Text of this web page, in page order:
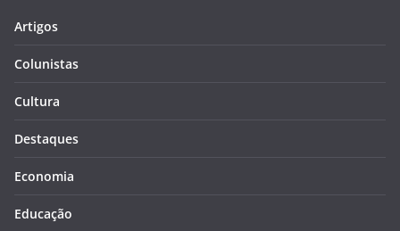
Artigos
Colunistas
Cultura
Destaques
Economia
Educação